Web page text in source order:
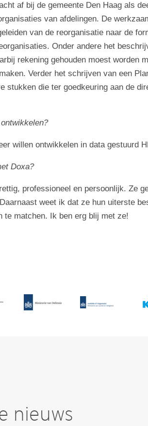
af bij de gemeente Den Haag als
van afdelingen. De
van de reorganisatie naar de
Onder andere het
rekening gehouden moest worden
Verder het schrijven van een
stukken die ter goedkeuring aan de
willen ontwikkelen in data gestuurd
Doxa?
professioneel en persoonlijk. Ze
weet ik dat ze hun uiterste
te matchen. Ik ben erg blij met ze!
nieuws